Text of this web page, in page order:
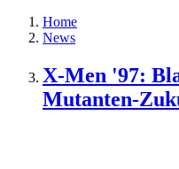
Home
News
X-Men '97:
Mutanten-